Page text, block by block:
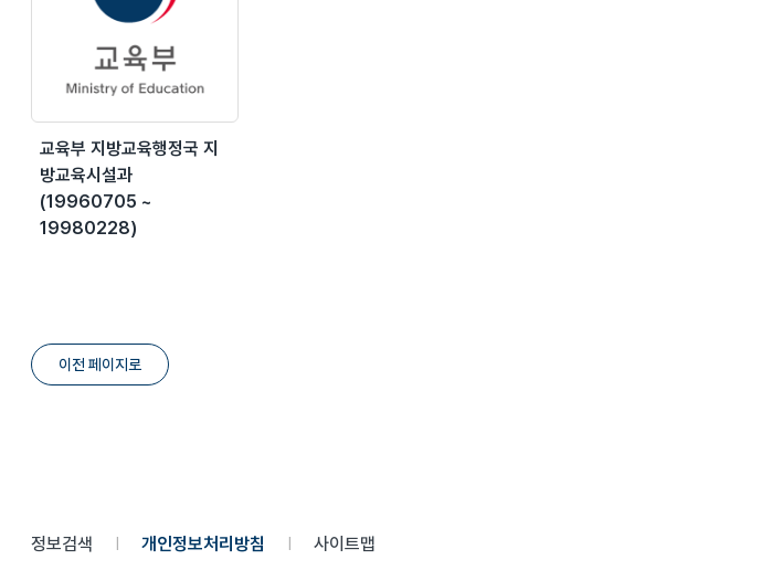
교육부 지방교육행정국 지
방교육시설과
(19960705 ~
19980228)
이전 페이지로
정보검색 개인정보처리방침 사이트맵